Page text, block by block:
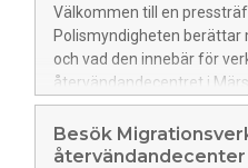
Välkommen till en
Polismyndigheten berättar
och vad den innebär för
återvändandecentret i
Besök
återvändandecenter